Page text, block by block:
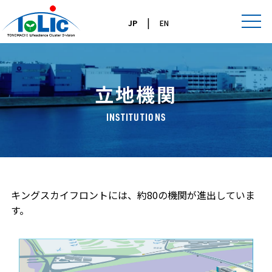
JP| EN
立地機関
INSTITUTIONS
キングスカイフロントには、約80の機関が進出していま
す。